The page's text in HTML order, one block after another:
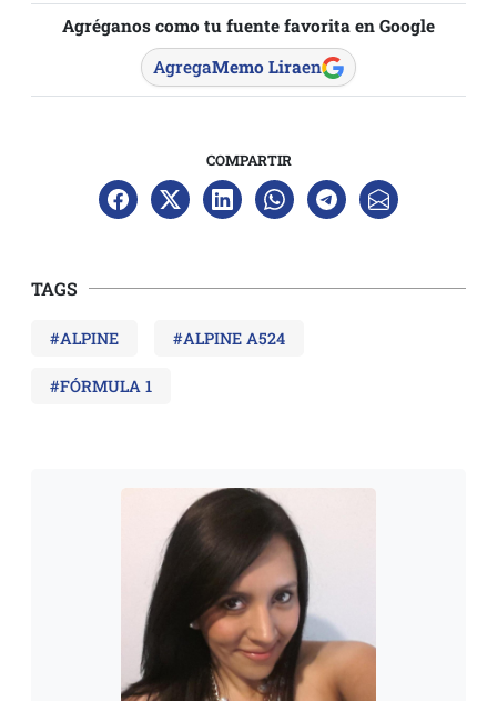
Agréganos como tu fuente favorita en Google
AgregaMemo Liraen
COMPARTIR
TAGS
#ALPINE #ALPINE A524
#FÓRMULA 1